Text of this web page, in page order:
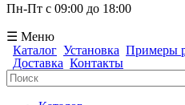
Пн-Пт с 09:00 до 18:00
☰ Меню
Каталог Установка Примеры
Доставка Контакты
Поиск